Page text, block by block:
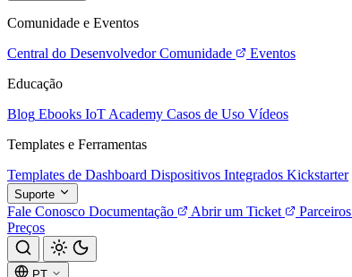
Comunidade e Eventos
Central do Desenvolvedor Comunidade
Eventos
Educação
Blog Ebooks IoT Academy Casos de Uso Vídeos
Templates e Ferramentas
Templates de Dashboard Dispositivos Integrados Kickstarter
Suporte
Fale Conosco Documentação Abrir um Ticket Parceiros
Preços